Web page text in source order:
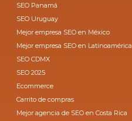
SEO Panamá
SEO Uruguay
Mejor empresa SEO en México
Mejor empresa SEO en Latinoamérica
SEO CDMX
SEO 2025
Ecommerce
Carrito de compras
Mejor agencia de SEO en Costa Rica